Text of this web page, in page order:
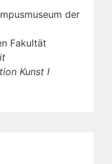
der
Fakultät
Kunst I